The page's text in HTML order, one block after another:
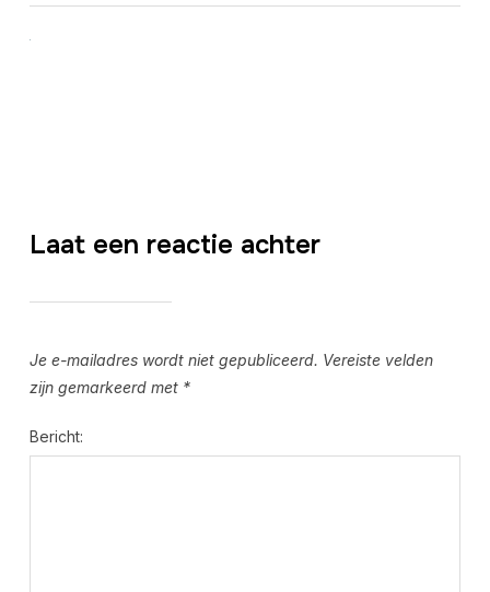
Laat een reactie achter
Je e-mailadres wordt niet gepubliceerd. Vereiste velden
zijn gemarkeerd met *
Bericht: